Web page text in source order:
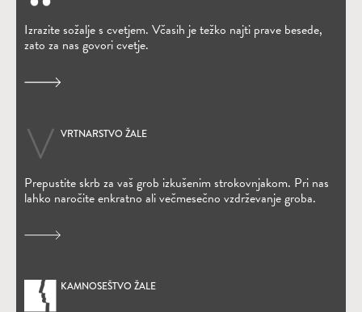
Izrazite sožalje s cvetjem. Včasih je težko najti prave besede,
zato za nas govori cvetje.
VRTNARSTVO ŽALE
Prepustite skrb za vaš grob izkušenim strokovnjakom. Pri nas
lahko naročite enkratno ali večmesečno vzdrževanje groba.
KAMNOSEŠTVO ŽALE